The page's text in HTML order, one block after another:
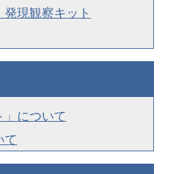
現観察キット
」について
て